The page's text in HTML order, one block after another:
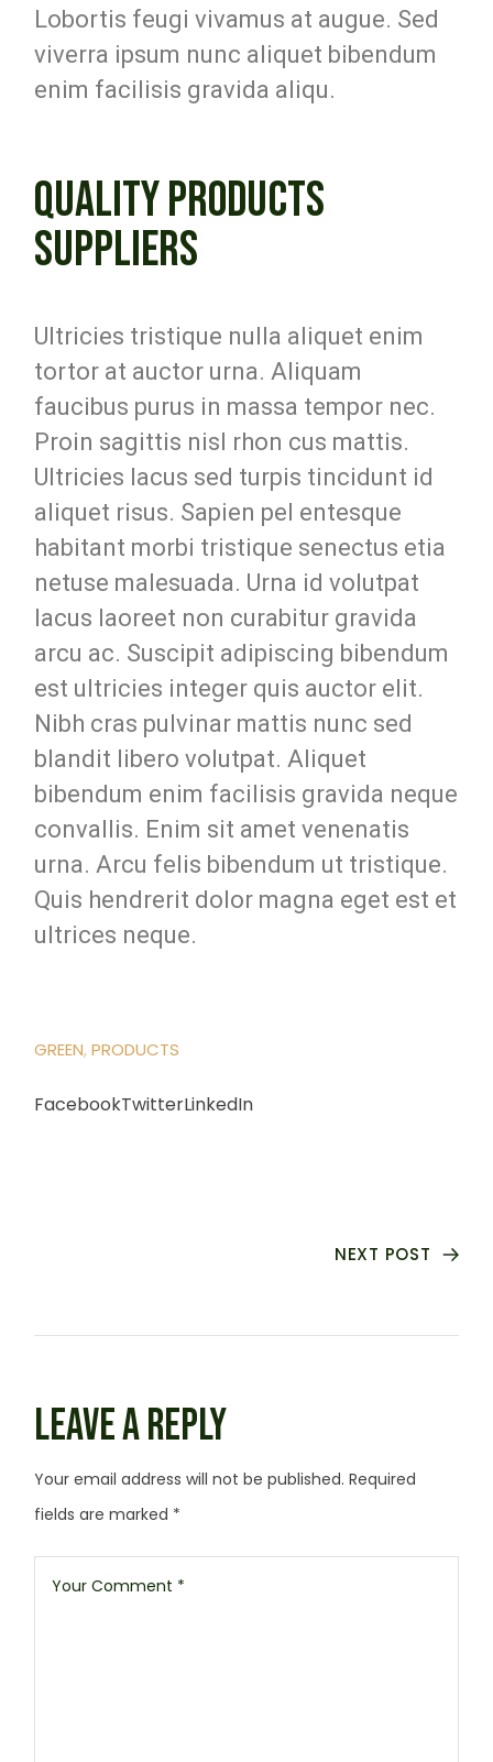
Lobortis feugi vivamus at augue. Sed
viverra ipsum nunc aliquet bibendum
enim facilisis gravida aliqu.
QUALITY PRODUCTS
SUPPLIERS
Ultricies tristique nulla aliquet enim
tortor at auctor urna. Aliquam
faucibus purus in massa tempor nec.
Proin sagittis nisl rhon cus mattis.
Ultricies lacus sed turpis tincidunt id
aliquet risus. Sapien pel entesque
habitant morbi tristique senectus etia
netuse malesuada. Urna id volutpat
lacus laoreet non curabitur gravida
arcu ac. Suscipit adipiscing bibendum
est ultricies integer quis auctor elit.
Nibh cras pulvinar mattis nunc sed
blandit libero volutpat. Aliquet
bibendum enim facilisis gravida neque
convallis. Enim sit amet venenatis
urna. Arcu felis bibendum ut tristique.
Quis hendrerit dolor magna eget est et
ultrices neque.
GREEN PRODUCTS
FacebookTwitterLinkedIn
NEXT POST
LEAVE A REPLY
Your email address will not be published. Required
fields are marked *